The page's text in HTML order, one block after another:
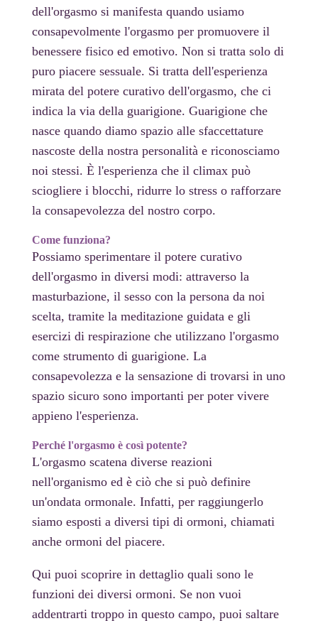
dell'orgasmo si manifesta quando usiamo
consapevolmente l'orgasmo per promuovere il
benessere fisico ed emotivo. Non si tratta solo di
puro piacere sessuale. Si tratta dell'esperienza
mirata del potere curativo dell'orgasmo, che ci
indica la via della guarigione. Guarigione che
nasce quando diamo spazio alle sfaccettature
nascoste della nostra personalità e riconosciamo
noi stessi. È l'esperienza che il climax può
sciogliere i blocchi, ridurre lo stress o rafforzare
la consapevolezza del nostro corpo.
Come funziona?
Possiamo sperimentare il potere curativo
dell'orgasmo in diversi modi: attraverso la
masturbazione, il sesso con la persona da noi
scelta, tramite la meditazione guidata e gli
esercizi di respirazione che utilizzano l'orgasmo
come strumento di guarigione. La
consapevolezza e la sensazione di trovarsi in uno
spazio sicuro sono importanti per poter vivere
appieno l'esperienza.
Perché l'orgasmo è così potente?
L'orgasmo scatena diverse reazioni
nell'organismo ed è ciò che si può definire
un'ondata ormonale. Infatti, per raggiungerlo
siamo esposti a diversi tipi di ormoni, chiamati
anche ormoni del piacere.
Qui puoi scoprire in dettaglio quali sono le
funzioni dei diversi ormoni. Se non vuoi
addentrarti troppo in questo campo, puoi saltare